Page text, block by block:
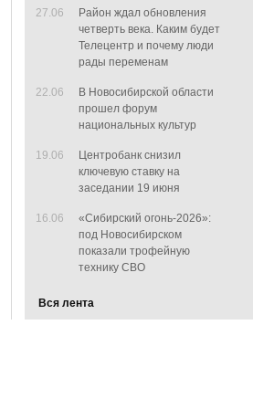
27.06
Район ждал обновления
четверть века. Каким будет
Телецентр и почему люди
рады переменам
22.06
В Новосибирской области
прошел форум
национальных культур
19.06
Центробанк снизил
ключевую ставку на
заседании 19 июня
16.06
«Сибирский огонь-2026»:
под Новосибирском
показали трофейную
технику СВО
Вся лента